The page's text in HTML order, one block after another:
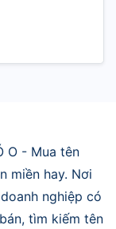
O - Mua tên
miền hay. Nơi
nghiệp có
tìm kiếm tên